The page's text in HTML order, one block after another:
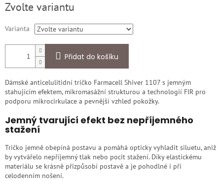
cena:
Zvolte variantu
Varianta
Přidat do košíku
Dámské anticelulitidní tričko Farmacell Shiver 1107 s jemným
stahujícím efektem, mikromasážní strukturou a technologií FIR pro
podporu mikrocirkulace a pevnější vzhled pokožky.
Jemný tvarující efekt bez nepříjemného
stažení
Tričko jemně obepíná postavu a pomáhá opticky vyhladit siluetu, aniž
by vytvářelo nepříjemný tlak nebo pocit stažení. Díky elastickému
materiálu se krásně přizpůsobí postavě a je pohodlné i při
celodenním nošení.